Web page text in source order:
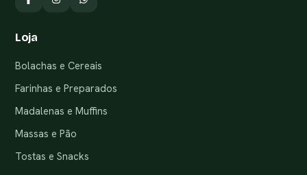
Loja
Bolachas e Cereais
Farinhas e Preparados
Madalenas e Muffins
Massas e Pão
Tostas e Snacks